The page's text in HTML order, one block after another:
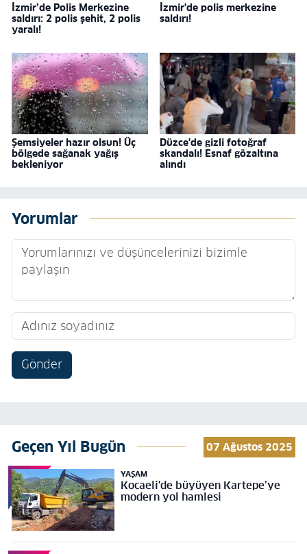
İzmir’de Polis Merkezine
saldırı: 2 polis şehit, 2 polis
yaralı!
İzmir'de polis merkezine
saldırı!
Şemsiyeler hazır olsun! Üç
bölgede sağanak yağış
bekleniyor
Düzce'de gizli fotoğraf
skandalı! Esnaf gözaltına
alındı
Yorumlar
Gönder
Geçen Yıl Bugün 07 Ağustos 2025
YAŞAM
Kocaeli'de büyüyen Kartepe’ye
modern yol hamlesi